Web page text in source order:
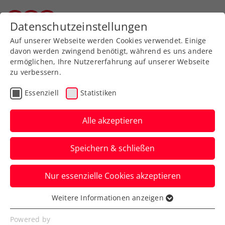
ATP
LAYJET-OPEN: Kopp im
Achtelfinale, Novak im
Hauptbewerb
ÖTV-Erfolgserlebnisse beim ATP-
Challenger in Bad Waltersdorf. Die
Spanier kommen mit Davis-Cup-Boost.
Verfasst von: Presseaussendung / Redaktion, 15.09.2025
Datenschutzeinstellungen
Auf unserer Webseite werden Cookies verwendet. Einige
davon werden zwingend benötigt, während es uns andere
ermöglichen, Ihre Nutzererfahrung auf unserer Webseite
zu verbessern.
Essenziell Statistiken
Alle akzeptieren
Speichern & schließen
Nur essenzielle Cookies akzeptieren
Essenziell
Essenzielle Cookies werden für grundlegende
Weitere Informationen anzeigen
Powered by